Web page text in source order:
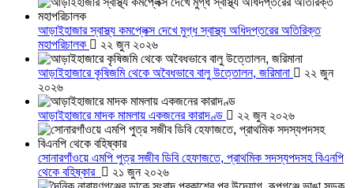
আড়াইহাজার স্বাস্থ্য কমপ্লেক্স দেখে মুগ্ধ স্বাস্থ্য অধিদপ্তরের অতিরিক্ত
মহাপরিচালক
২২ জুন ২০২৬
আড়াইহাজারে কৃষিজমি থেকে অবৈধভাবে বালু উত্তোলন, জরিমানা
২২ জুন
২০২৬
আড়াইহাজারে মাদক মামলায় একজনের কারাদণ্ড ২২ জুন ২০২৬
সোনারগাঁওয়ে এমপি পুত্র সজীব ডিবি হেফাজতে, প্রাথমিক সদস্যপদসহ বিএনপি
থেকে বহিষ্কার
২১ জুন ২০২৬